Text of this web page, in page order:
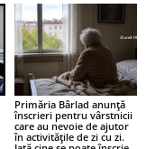
Primăria Bârlad anunță
înscrieri pentru vârstnicii
care au nevoie de ajutor
în activitățile de zi cu zi.